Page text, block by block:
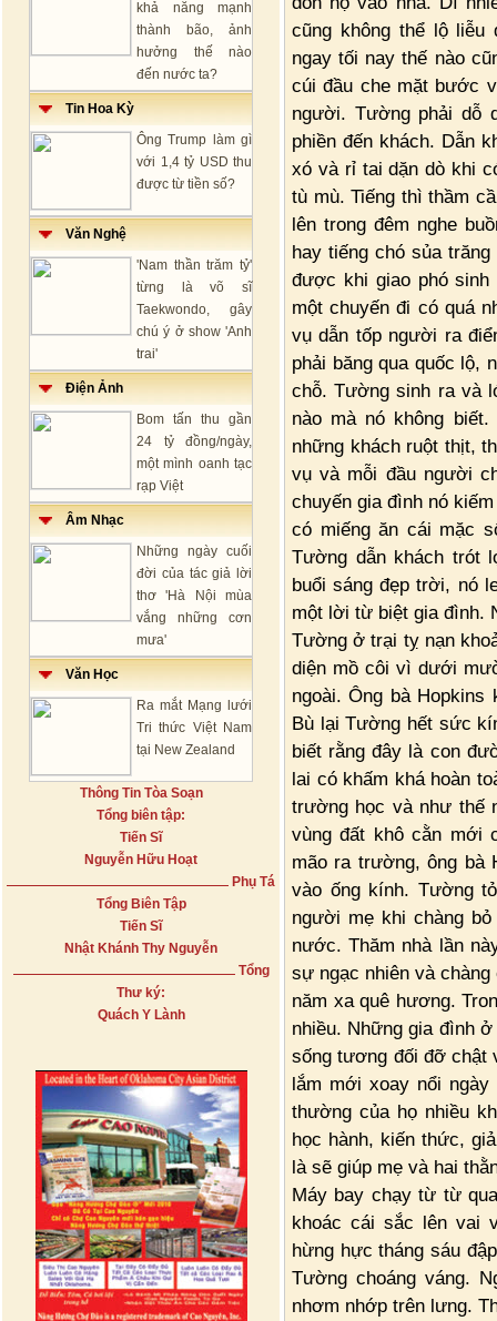
khả năng mạnh
thành bão, ảnh
hưởng thế nào
đến nước ta?
Tin Hoa Kỳ
Ông Trump làm gì
với 1,4 tỷ USD thu
được từ tiền số?
Văn Nghệ
'Nam thần trăm tỷ'
từng là võ sĩ
Taekwondo, gây
chú ý ở show 'Anh
trai'
Điện Ảnh
Bom tấn thu gần
24 tỷ đồng/ngày,
một mình oanh tạc
rạp Việt
Âm Nhạc
Những ngày cuối
đời của tác giả lời
thơ 'Hà Nội mùa
vắng những cơn
mưa'
Văn Học
Ra mắt Mạng lưới
Tri thức Việt Nam
tại New Zealand
Thông Tin Tòa Soạn
Tổng biên tập:
Tiến Sĩ
Nguyễn Hữu Hoạt
Phụ Tá
Tổng Biên Tập
Tiến Sĩ
Nhật Khánh Thy Nguyễn
Tổng
Thư ký:
Quách Y Lành
cũng không thể lộ liễu
ngay tối nay thế nào
cúi đầu che mặt bước
người. Tường phải dỗ
phiền đến khách. Dẫn
xó và rỉ tai dặn dò khi
tù mù. Tiếng thì thầm
lên trong đêm nghe
hay tiếng chó sủa
được khi giao phó sinh
một chuyến đi có quá
vụ dẫn tốp người ra
phải băng qua quốc lộ,
chỗ. Tường sinh ra và
nào mà nó không
những khách ruột thịt,
vụ và mỗi đầu người
chuyến gia đình nó
có miếng ăn cái mặc
Tường dẫn khách trót
buổi sáng đẹp trời, nó
một lời từ biệt gia đình.
Tường ở trại tỵ nạn
diện mồ côi vì dưới
ngoài. Ông bà
Bù lại Tường hết sức
biết rằng đây là con
lai có khấm khá hoàn
trường học và như thế
vùng đất khô cằn mới
mão ra trường, ông bà
vào ống kính. Tường
người mẹ khi chàng
nước. Thăm nhà lần
sự ngạc nhiên và
năm xa quê hương.
nhiều. Những gia đình
sống tương đối đỡ chật
lắm mới xoay nổi
thường của họ nhiều
học hành, kiến thức,
là sẽ giúp mẹ và hai
Máy bay chạy từ từ
khoác cái sắc lên vai
hừng hực tháng sáu
Tường choáng váng.
nhơm nhớp trên lưng.